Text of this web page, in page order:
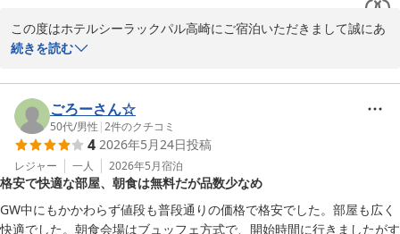
ホテル駐車場の入り口の部分に期間中ずっと同じ車が邪魔な感じで停車
していたり・・駐車場の車の置き方が独特の方がいたり、ホテル入り口
で朝の集合をされているが、他の方の迷惑気にしない的な人が多かった
念でした。
この度はホテルシーラックパル高崎にご宿泊いただきまして誠にあ
りがとうございます。
また、温かいお言葉と貴重なご感想を頂戴しましたことに重ねてお
礼申し上げます。
ご投稿いただきましたお言葉を参考にさせていただきながら、これ
からもよりご快適にお過しいただけるホテルを目指しスタッフ一同
精進して参りますので、今後ともホテルシーラックパル高崎をよろ
しくお願い致します。
続きを読む
ごろーさん☆
50代/男性 |2件のクチコミ
4 2026年5月24日投稿
レジャー 一人 2026年5月宿泊
格安で快適な部屋、朝食は無料だが品数少なめ
GW中にもかかわらず値段も普段通りの価格で格安でした。部屋も広く
快適でした。朝食会場はブュッフェ方式で、開始時間に行きましたがす